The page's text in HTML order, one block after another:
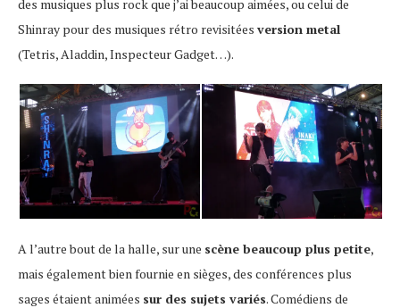
des musiques plus rock que j’ai beaucoup aimées, ou celui de
Shinray pour des musiques rétro revisitées version metal
(Tetris, Aladdin, Inspecteur Gadget…).
A l’autre bout de la halle, sur une scène beaucoup plus petite,
mais également bien fournie en sièges, des conférences plus
sages étaient animées sur des sujets variés. Comédiens de